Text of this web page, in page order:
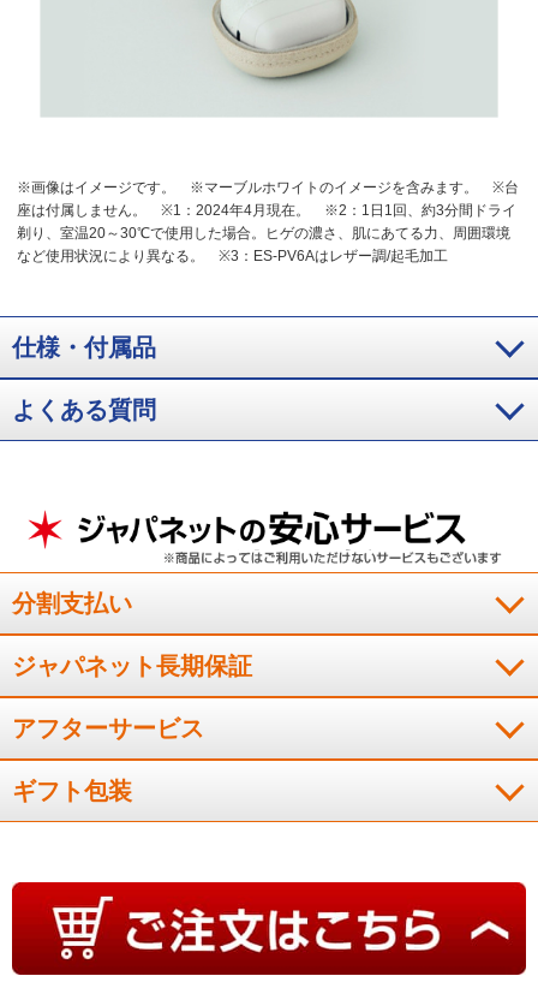
※画像はイメージです。 ※マーブルホワイトのイメージを含みます。
※台
座は付属しません。
※1：2024年4月現在。
※2：1日1回、約3分間ドライ
剃り、室温20～30℃で使用した場合。ヒゲの濃さ、肌にあてる力、周囲環境
など使用状況により異なる。
※3：ES-PV6Aはレザー調/起毛加工
仕様・付属品
よくある質問
分割支払い
ジャパネット長期保証
アフターサービス
ギフト包装